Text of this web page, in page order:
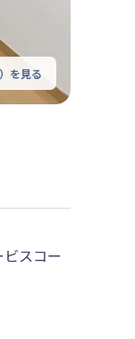
を見る
スコー